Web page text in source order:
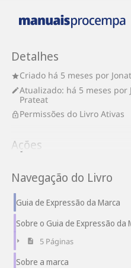
Detalhes
Criado há 5 meses por
Atualizado: há 5 meses por
Prateat
Permissões do Livro Ativas
Ações
Navegação do Livro
Guia de Expressão da Marca
Sobre o Guia de Expressão da
5 Páginas
Sobre a marca